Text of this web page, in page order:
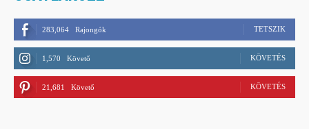
283,064 Rajongók TETSZIK
1,570 Követő KÖVETÉS
21,681 Követő KÖVETÉS